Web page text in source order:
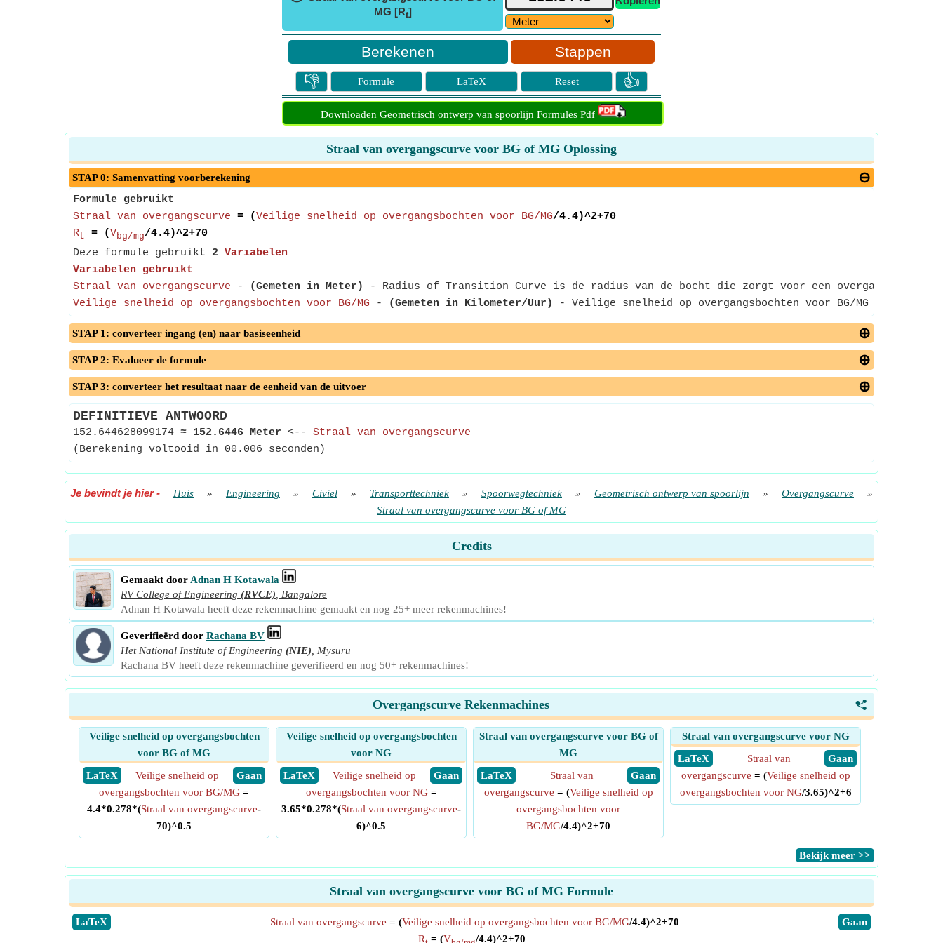
MG [Rt]
Stappen
👎 Formule LaTeX Reset 👍
Downloaden Geometrisch ontwerp van spoorlijn Formules Pdf
Straal van overgangscurve voor BG of MG Oplossing
STAP 0: Samenvatting voorberekening
Formule gebruikt
Straal van overgangscurve = (Veilige snelheid op overgangsbochten voor BG/MG/4.4)^2+70
Rt = (Vbg/mg/4.4)^2+70
Deze formule gebruikt 2 Variabelen
Variabelen gebruikt
Straal van overgangscurve - (Gemeten in Meter)
- Radius of Transition Curve is de radius van de bocht die zorgt voor een overgang tussen
Veilige snelheid op overgangsbochten voor BG/MG - (Gemeten in Kilometer/Uur) - Veilige snelheid op overgangsbochten voor BG/MG
STAP 1: converteer ingang (en) naar basiseenheid
STAP 2: Evalueer de formule
STAP 3: converteer het resultaat naar de eenheid van de uitvoer
DEFINITIEVE ANTWOORD
152.644628099174 ≈ 152.6446 Meter <-- Straal van overgangscurve
(Berekening voltooid in 00.006 seconden)
Je bevindt je hier- Huis » Engineering » Civiel » Transporttechniek » Spoorwegtechniek » Geometrisch ontwerp van spoorlijn » Overgangscurve
»
Straal van overgangscurve voor BG of MG
Credits
Gemaakt door Adnan H Kotawala
RV College of Engineering (RVCE)
Bangalore
Adnan H Kotawala heeft deze rekenmachine gemaakt en nog 25+ meer rekenmachines!
Geverifieërd door Rachana BV
Het National Institute of Engineering (NIE)
Mysuru
Rachana BV heeft deze rekenmachine geverifieerd en nog 50+ rekenmachines!
<
Overgangscurve Rekenmachines
Veilige snelheid op overgangsbochten
voor BG of MG
​ LaTeX
​ Gaan
Veilige snelheid op
overgangsbochten voor BG/MG =
4.4*0.278*(Straal van overgangscurve-
70)^0.5
Veilige snelheid op overgangsbochten
voor NG
​ LaTeX
​ Gaan
Veilige snelheid op
overgangsbochten voor NG=
3.65*0.278*(Straal van overgangscurve-
6)^0.5
Straal van overgangscurve voor BG of
MG
​ LaTeX
​ Gaan
Straal van
overgangscurve = (Veilige snelheid op
overgangsbochten voor
BG/MG/4.4)^2+70
Straal van overgangscurve voor NG
​ LaTeX
​ Gaan
Straal van
overgangscurve = (Veilige snelheid op
overgangsbochten voor NG/3.65)^2+6
​Bekijk meer >>
Straal van overgangscurve voor BG of MG Formule
​LaTeX ​Gaan
Straal van overgangscurve = (Veilige snelheid op overgangsbochten voor BG/MG/4.4)^2+70
R = (V /4.4)^2+70